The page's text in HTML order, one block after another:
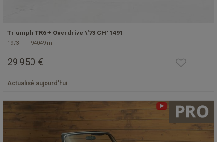
Triumph TR6 + Overdrive \'73 CH11491
1973 94049 mi
29 950 €
Actualisé aujourd'hui